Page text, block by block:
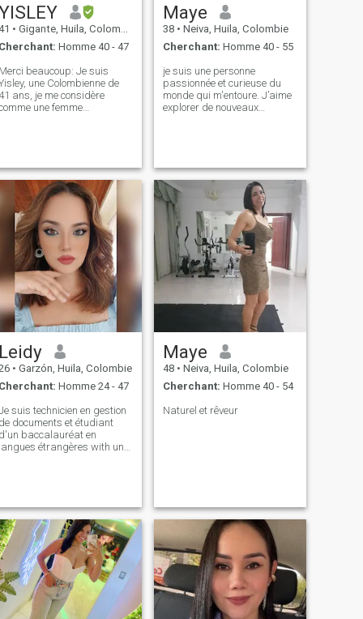
• Gigante, Huila, Colombie
Cherchant: Homme 40 - 47
Merci beaucoup: Je suis
une Colombienne de
ans, je me considère
une femme
Je suis
de profession,
académique.
lire, écrire, éditer,
apprendre quelque chose de
nouveau chaque jour, étudier
et grandir personnellement.
J'aime voyager, sortir avec
des amis, méditer, prier et
du temps avec ma
surtout mes enfants.
Je fais de l'exercice en jouant
basket, en courant, au
gymnase.
Maye
38 • Neiva, Huila, Colombie
Cherchant: Homme 40 - 55
je suis une personne
passionnée et curieuse du
monde qui m'entoure. J’aime
explorer de nouveaux
aussi beaucoup à la
technologie et je cherche
toujours à apprendre de
nouvelles choses. i je suis
quelqu'un qui valorise la
sincérité et la communication
ouverte. Je crois qu'une
relation est fondée sur la
confiance, le respect mutuel
et le soutien inconditionnel.
J’aime passer du temps de
qualité avec mon partenaire,
que ce soit pour avoir des
conversations approfondies,
ou simplement profiter de la
compagnie mutuelle.
Leidy
• Garzón, Huila, Colombie
Cherchant: Homme 24 - 47
suis technicien en gestion
de documents et étudiant
d'un baccalauréat en
langues étrangères ​​with un
femme sortante avec un
un peu fort. J'ai 25
et je n'ai pas d'enfants.
suis gentil, affectueux,
honnête,
romantique, fidèle
très responsable. J'aime
de la musique et
danser, nager,
Maye
48 • Neiva, Huila, Colombie
Cherchant: Homme 40 - 54
Naturel et rêveur